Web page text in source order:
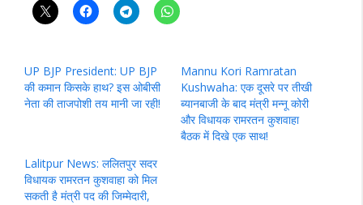
UP BJP President: UP BJP
की कमान किसके हाथ? इस ओबीसी
नेता की ताजपोशी तय मानी जा रही!
Mannu Kori Ramratan
Kushwaha: एक दूसरे पर तीखी
ब्यानबाजी के बाद मंत्री मन्नू कोरी
और विधायक रामरतन कुशवाहा
बैठक में दिखे एक साथ!
Lalitpur News: ललितपुर सदर
विधायक रामरतन कुशवाहा को मिल
सकती है मंत्री पद की जिम्मेदारी,